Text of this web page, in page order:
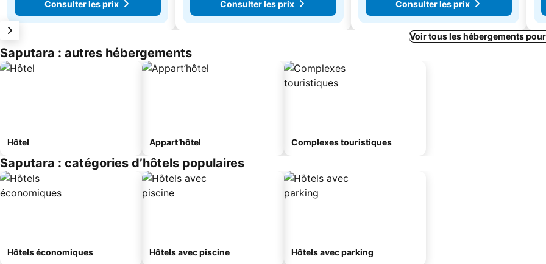
Consulter les prix
Consulter les prix
Consulter les prix
Voir tous les hébergements
Saputara : autres hébergements
Hôtel Appart’hôtel Complexes touristiques
Saputara : catégories d’hôtels populaires
Hôtels économiques Hôtels avec piscine Hôtels avec parking